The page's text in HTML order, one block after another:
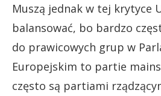
Muszą jednak w tej krytyce
balansować, bo bardzo
do prawicowych grup w
Europejskim to partie
często są partiami